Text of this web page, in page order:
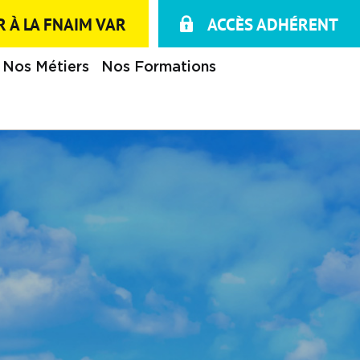
À LA FNAIM VAR ACCÈS ADHÉRENT
Nos Métiers Nos Formations